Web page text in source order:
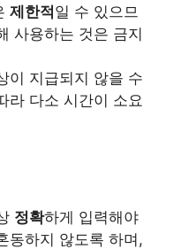
제한적 일 수 있으므
사용하는 것은 금지
이 지급되지 않을 수
라 다소 시간이 소요
정확하게 입력해야
동하지 않도록 하며,